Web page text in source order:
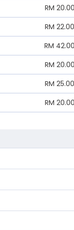
RM 20.00
RM 22.00
RM 42.00
RM 20.00
RM 25.00
RM 20.00